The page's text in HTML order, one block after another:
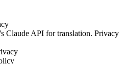
Claude API for translation. Privacy